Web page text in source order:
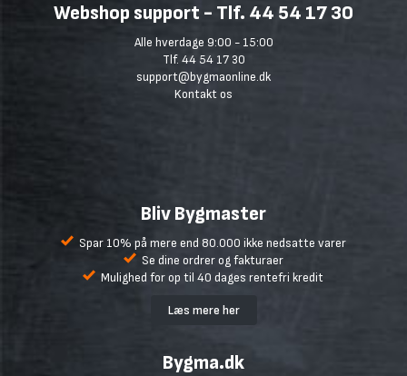
Webshop support - Tlf. 44 54 17 30
Alle hverdage 9:00 - 15:00
Tlf. 44 54 17 30
support@bygmaonline.dk
Kontakt os
Bliv Bygmaster
Spar 10% på mere end 80.000 ikke nedsatte varer
Se dine ordrer og fakturaer
Mulighed for op til 40 dages rentefri kredit
Læs mere her
Bygma.dk